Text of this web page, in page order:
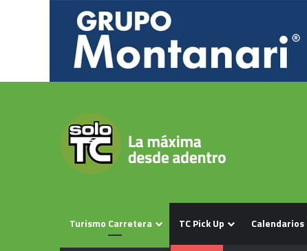
Turismo Carretera TC Pick Up Calendarios